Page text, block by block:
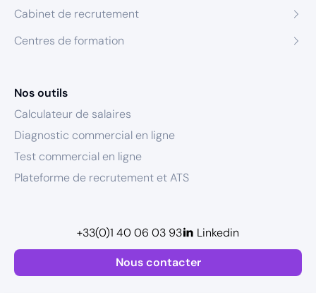
Cabinet de recrutement
Centres de formation
Nos outils
Calculateur de salaires
Diagnostic commercial en ligne
Test commercial en ligne
Plateforme de recrutement et ATS
Nous contacter
+33(0)1 40 06 03 93 Linkedin